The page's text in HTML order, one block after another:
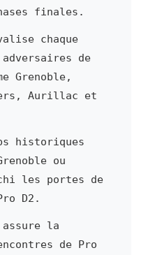
finales.
chaque
de
Grenoble,
Aurillac et
historiques
ou
les portes de
D2.
assure la
de Pro